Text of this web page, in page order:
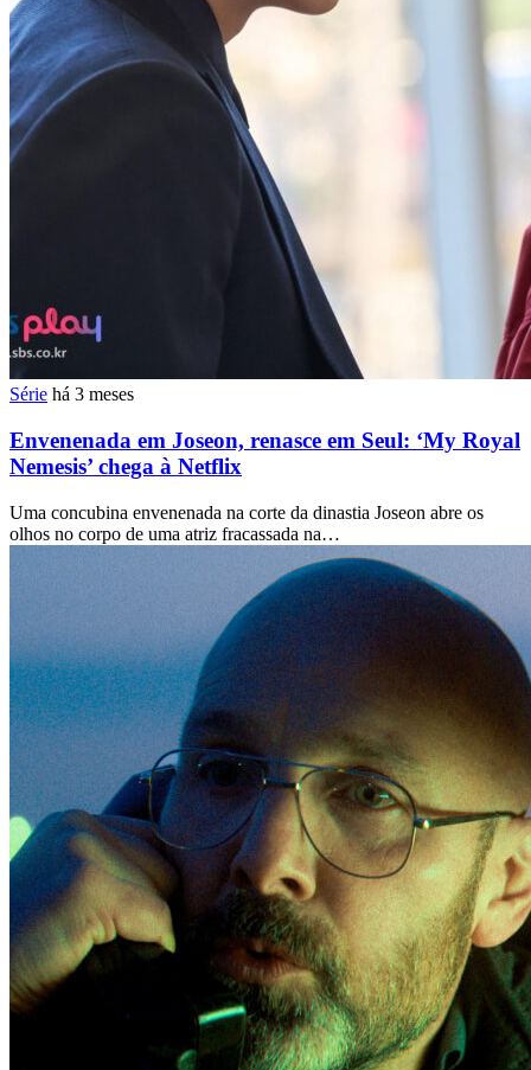
Série há 3 meses
Envenenada em Joseon, renasce em Seul: ‘My Royal
Nemesis’ chega à Netflix
Uma concubina envenenada na corte da dinastia Joseon abre os
olhos no corpo de uma atriz fracassada na…